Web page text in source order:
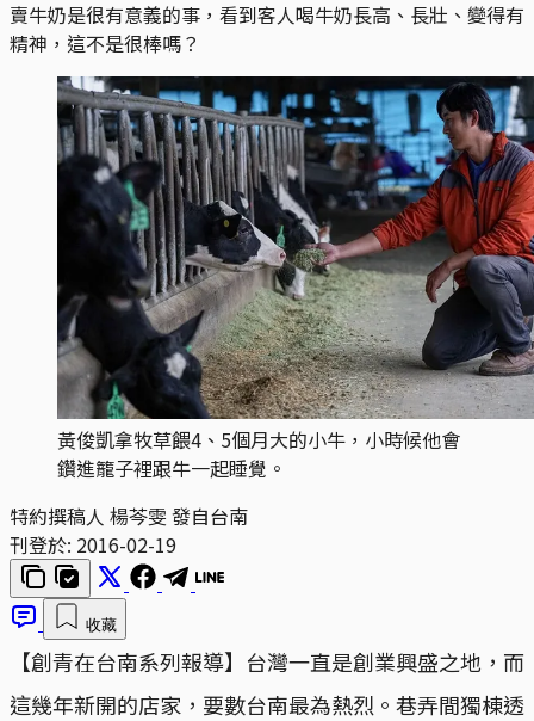
賣牛奶是很有意義的事，看到客人喝牛奶長高、長壯、變得有
精神，這不是很棒嗎？
黃俊凱拿牧草餵4、5個月大的小牛，小時候他會
鑽進籠子裡跟牛一起睡覺。
特約撰稿人 楊芩雯 發自台南
刊登於: 2016-02-19
收藏
【創青在台南系列報導】台灣一直是創業興盛之地，而
這幾年新開的店家，要數台南最為熱烈。巷弄間獨棟透